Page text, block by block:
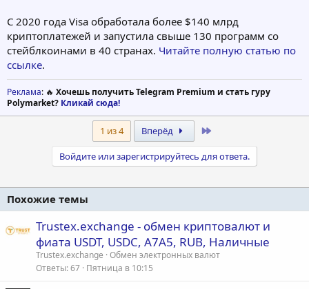
С 2020 года Visa обработала более $140 млрд
криптоплатежей и запустила свыше 130 программ со
стейблкоинами в 40 странах. Читайте полную статью по
ссылке.
Реклама: 🔥 Хочешь получить Telegram Premium и стать гуру
Polymarket? Кликай сюда!
1 из 4 Вперёд
Войдите или зарегистрируйтесь для ответа.
Похожие темы
Trustex.exchange - обмен криптовалют и
фиата USDT, USDC, A7A5, RUB, Наличные
Trustex.exchange Обмен электронных валют
Ответы 67 Пятница в 10:15